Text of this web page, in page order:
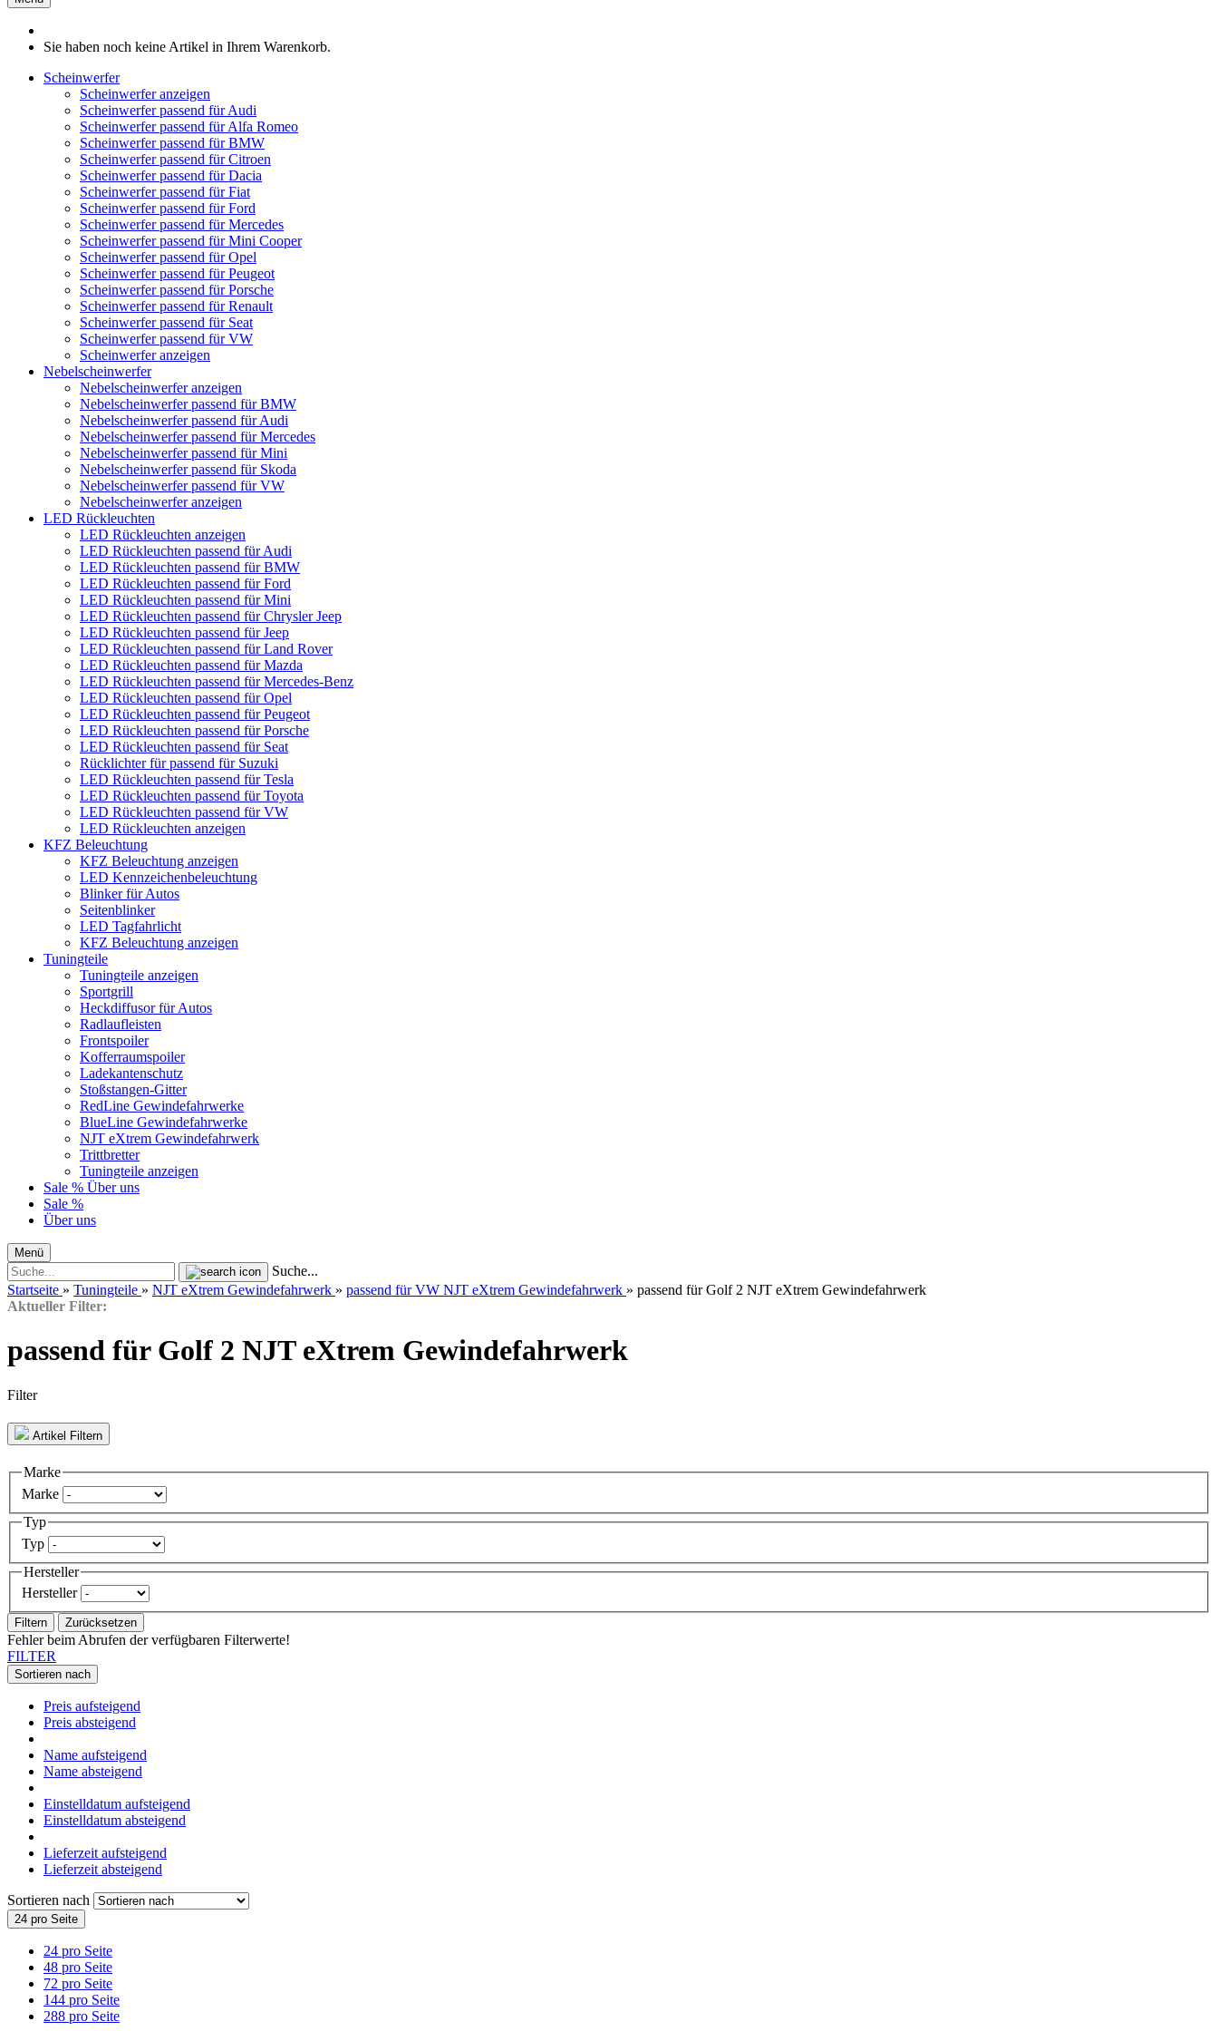
Sie haben noch keine Artikel in Ihrem Warenkorb.
Scheinwerfer
Scheinwerfer anzeigen
Scheinwerfer passend für Audi
Scheinwerfer passend für Alfa Romeo
Scheinwerfer passend für BMW
Scheinwerfer passend für Citroen
Scheinwerfer passend für Dacia
Scheinwerfer passend für Fiat
Scheinwerfer passend für Ford
Scheinwerfer passend für Mercedes
Scheinwerfer passend für Mini Cooper
Scheinwerfer passend für Opel
Scheinwerfer passend für Peugeot
Scheinwerfer passend für Porsche
Scheinwerfer passend für Renault
Scheinwerfer passend für Seat
Scheinwerfer passend für VW
Scheinwerfer anzeigen
Nebelscheinwerfer
Nebelscheinwerfer anzeigen
Nebelscheinwerfer passend für BMW
Nebelscheinwerfer passend für Audi
Nebelscheinwerfer passend für Mercedes
Nebelscheinwerfer passend für Mini
Nebelscheinwerfer passend für Skoda
Nebelscheinwerfer passend für VW
Nebelscheinwerfer anzeigen
LED Rückleuchten
LED Rückleuchten anzeigen
LED Rückleuchten passend für Audi
LED Rückleuchten passend für BMW
LED Rückleuchten passend für Ford
LED Rückleuchten passend für Mini
LED Rückleuchten passend für Chrysler Jeep
LED Rückleuchten passend für Jeep
LED Rückleuchten passend für Land Rover
LED Rückleuchten passend für Mazda
LED Rückleuchten passend für Mercedes-Benz
LED Rückleuchten passend für Opel
LED Rückleuchten passend für Peugeot
LED Rückleuchten passend für Porsche
LED Rückleuchten passend für Seat
Rücklichter für passend für Suzuki
LED Rückleuchten passend für Tesla
LED Rückleuchten passend für Toyota
LED Rückleuchten passend für VW
LED Rückleuchten anzeigen
KFZ Beleuchtung
KFZ Beleuchtung anzeigen
LED Kennzeichenbeleuchtung
Blinker für Autos
Seitenblinker
LED Tagfahrlicht
KFZ Beleuchtung anzeigen
Tuningteile
Tuningteile anzeigen
Sportgrill
Heckdiffusor für Autos
Radlaufleisten
Frontspoiler
Kofferraumspoiler
Ladekantenschutz
Stoßstangen-Gitter
RedLine Gewindefahrwerke
BlueLine Gewindefahrwerke
NJT eXtrem Gewindefahrwerk
Trittbretter
Tuningteile anzeigen
Sale % Über uns
Sale %
Über uns
Menü
Suche...
Startseite » Tuningteile » NJT eXtrem Gewindefahrwerk » passend für VW NJT eXtrem Gewindefahrwerk » passend für Golf 2 NJT eXtrem Gewindefahrwerk
Aktueller Filter:
passend für Golf 2 NJT eXtrem Gewindefahrwerk
Filter
Artikel Filtern
Marke
Marke
Typ
Typ
Hersteller
Hersteller
Filtern Zurücksetzen
Fehler beim Abrufen der verfügbaren Filterwerte!
FILTER
Sortieren nach
Preis aufsteigend
Preis absteigend
Name aufsteigend
Name absteigend
Einstelldatum aufsteigend
Einstelldatum absteigend
Lieferzeit aufsteigend
Lieferzeit absteigend
Sortieren nach
24 pro Seite
24 pro Seite
48 pro Seite
72 pro Seite
144 pro Seite
288 pro Seite